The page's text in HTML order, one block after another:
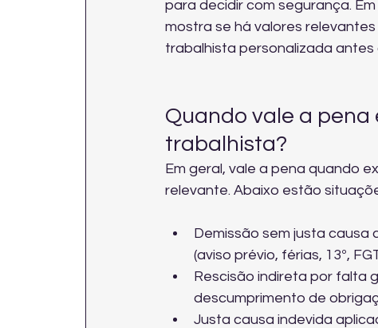
para decidir com segurança.
mostra se há valores
trabalhista personalizada antes
Quando vale a
trabalhista?
Em geral, vale a pena quando
relevante. Abaixo estão
Demissão sem justa
(aviso prévio, férias, 13º,
Rescisão indireta por falta
descumprimento de
Justa causa indevida